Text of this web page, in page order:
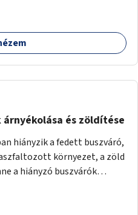
árnyékolása és zöldítése
hiányzik a fedett buszváró,
környezet, a zöld
a hiányzó buszvárók